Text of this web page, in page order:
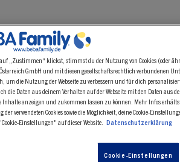
Babybrei Banane
Kochtopf erhitzen, bis es einmal kurz
„Zustimmen“ klickst, stimmst du der Nutzung von Cookies (oder
GmbH und mit diesen gesellschaftsrechtlich verbundenen
um die Nutzung der Webseite zu verbessern und für dich
die Daten aus deinem Verhalten auf der Webseite mit den Daten
Inhalte anzeigen und zukommen lassen zu können. Mehr Infos
der verwendeten Cookies sowie die Möglichkeit, deine Cookie-
Einstellungen" auf dieser Website. Datenschutzerklärung
Cookie-Einstellungen